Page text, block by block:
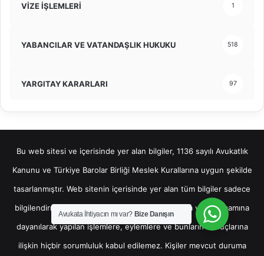
VİZE İŞLEMLERİ 1
YABANCILAR VE VATANDAŞLIK HUKUKU 518
YARGITAY KARARLARI 97
Bu web sitesi ve içerisinde yer alan bilgiler, 1136 sayılı Avukatlık
Kanunu ve Türkiye Barolar Birliği Meslek Kurallarına uygun şekilde
tasarlanmıştır. Web sitenin içerisinde yer alan tüm bilgiler sadece
bilgilendirme amaçlı olup, bu bilgilerin bir kısmına veya tamamına
dayanılarak yapılan işlemlere, eylemlere ve bunların sonuçlarına
ilişkin hiçbir sorumluluk kabul edilemez. Kişiler mevcut duruma
Avukata İhtiyacın mı var? Bize Danışın